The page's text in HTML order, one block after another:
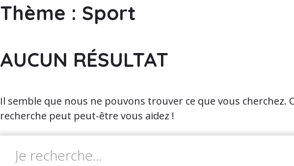
Thème : Sport
AUCUN RÉSULTAT
Il semble que nous ne pouvons trouver ce que vous cherchez.
recherche peut peut-être vous aidez !